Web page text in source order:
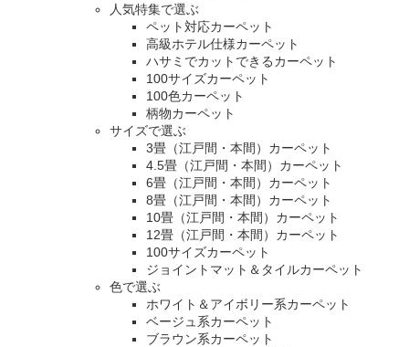
人気特集で選ぶ
ペット対応カーペット
高級ホテル仕様カーペット
ハサミでカットできるカーペット
100サイズカーペット
100色カーペット
柄物カーペット
サイズで選ぶ
3畳（江戸間・本間）カーペット
4.5畳（江戸間・本間）カーペット
6畳（江戸間・本間）カーペット
8畳（江戸間・本間）カーペット
10畳（江戸間・本間）カーペット
12畳（江戸間・本間）カーペット
100サイズカーペット
ジョイントマット＆タイルカーペット
色で選ぶ
ホワイト＆アイボリー系カーペット
ベージュ系カーペット
ブラウン系カーペット